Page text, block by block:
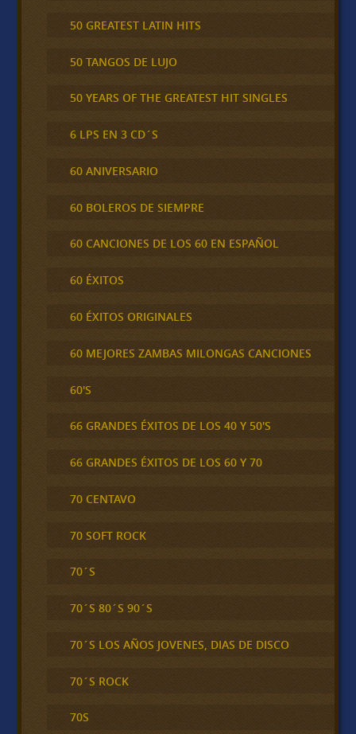
50 GREATEST LATIN HITS
50 TANGOS DE LUJO
50 YEARS OF THE GREATEST HIT SINGLES
6 LPS EN 3 CD´S
60 ANIVERSARIO
60 BOLEROS DE SIEMPRE
60 CANCIONES DE LOS 60 EN ESPAÑOL
60 ÉXITOS
60 ÉXITOS ORIGINALES
60 MEJORES ZAMBAS MILONGAS CANCIONES
60'S
66 GRANDES ÉXITOS DE LOS 40 Y 50'S
66 GRANDES ÉXITOS DE LOS 60 Y 70
70 CENTAVO
70 SOFT ROCK
70´S
70´S 80´S 90´S
70´S LOS AÑOS JOVENES, DIAS DE DISCO
70´S ROCK
70S